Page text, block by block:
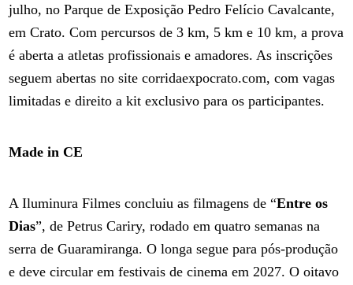
julho, no Parque de Exposição Pedro Felício Cavalcante,
em Crato. Com percursos de 3 km, 5 km e 10 km, a prova
é aberta a atletas profissionais e amadores. As inscrições
seguem abertas no site corridaexpocrato.com, com vagas
limitadas e direito a kit exclusivo para os participantes.
Made in CE
A Iluminura Filmes concluiu as filmagens de “Entre os
Dias”, de Petrus Cariry, rodado em quatro semanas na
serra de Guaramiranga. O longa segue para pós-produção
e deve circular em festivais de cinema em 2027. O oitavo